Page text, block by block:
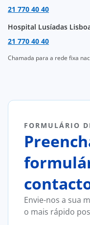
21 770 40 40
Hospital Lusíadas
21 770 40 40
Chamada para a rede fixa
FORMULÁRIO
Envie-nos a sua
o mais rápido